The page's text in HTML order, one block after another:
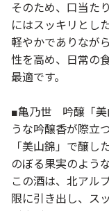
そのため、口当た
にはスッキリとし
軽やかでありなが
性を高め、日常の
最適です。
■亀乃世 吟醸「美
うな吟醸香が際立
「美山錦」で醸し
のぼる果実のよう
この酒は、北アル
限に引き出し、ス